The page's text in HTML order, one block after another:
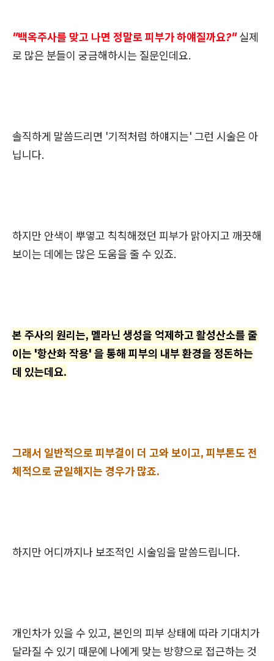
"백옥주사를 맞고 나면 정말로 피부가 하얘질까요?"실제
로 많은 분들이 궁금해하시는 질문인데요.
솔직하게 말씀드리면 '기적처럼 하얘지는' 그런 시술은 아
닙니다.
하지만 안색이 뿌옇고 칙칙해졌던 피부가 맑아지고 깨끗해
보이는 데에는 많은 도움을 줄 수 있죠.
본 주사의 원리는, 멜라닌 생성을 억제하고 활성산소를 줄
이는 '항산화 작용' 을 통해 피부의 내부 환경을 정돈하는
데 있는데요.
그래서 일반적으로 피부결이 더 고와 보이고, 피부톤도 전
체적으로 균일해지는 경우가 많죠.
하지만 어디까지나 보조적인 시술임을 말씀드립니다.
개인차가 있을 수 있고, 본인의 피부 상태에 따라 기대치가
달라질 수 있기 때문에 나에게 맞는 방향으로 접근하는 것